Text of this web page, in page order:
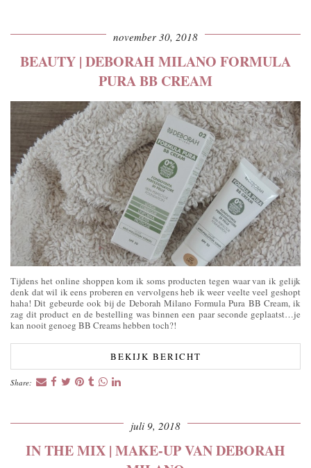
november 30, 2018
BEAUTY | DEBORAH MILANO FORMULA
PURA BB CREAM
Tijdens het online shoppen kom ik soms producten tegen waar van ik gelijk
denk dat wil ik eens proberen en vervolgens heb ik weer veelte veel geshopt
haha! Dit gebeurde ook bij de Deborah Milano Formula Pura BB Cream, ik
zag dit product en de bestelling was binnen een paar seconde geplaatst…je
kan nooit genoeg BB Creams hebben toch?!
BEKIJK BERICHT
Share:
juli 9, 2018
IN THE MIX | MAKE-UP VAN DEBORAH